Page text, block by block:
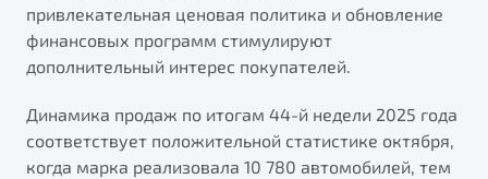
от 2 499 990 ₽*
Обзор В наличии
привлекательная ценовая политика и обновление
финансовых программ стимулируют
дополнительный интерес покупателей.
Динамика продаж по итогам 44-й недели 2025 года
соответствует положительной статистике октября,
когда марка реализовала 10 780 автомобилей, тем